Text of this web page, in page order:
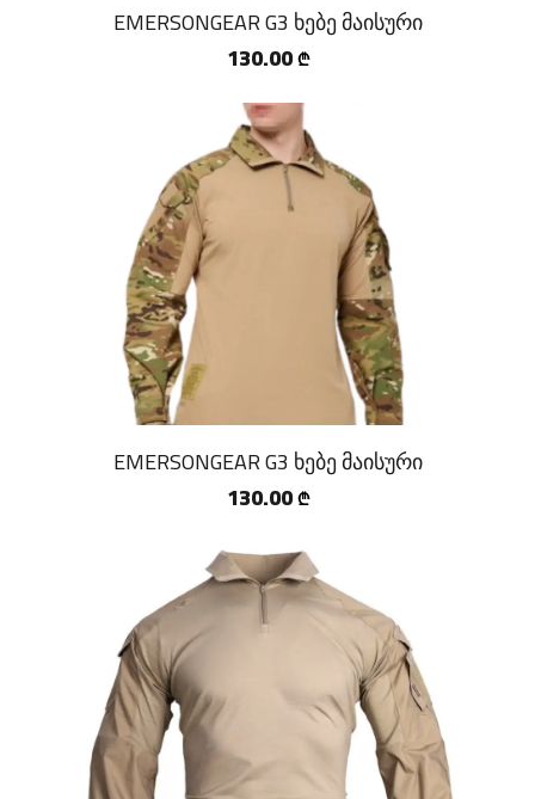
EMERSONGEAR G3 ხებე მაისური
130.00 ₾
EMERSONGEAR G3 ხებე მაისური
130.00 ₾